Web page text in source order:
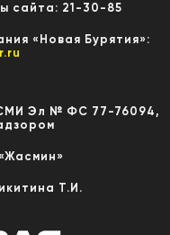
сайта: 21-30-85
«Новая Бурятия»:
Эл № ФС 77-76094,
Т.И.